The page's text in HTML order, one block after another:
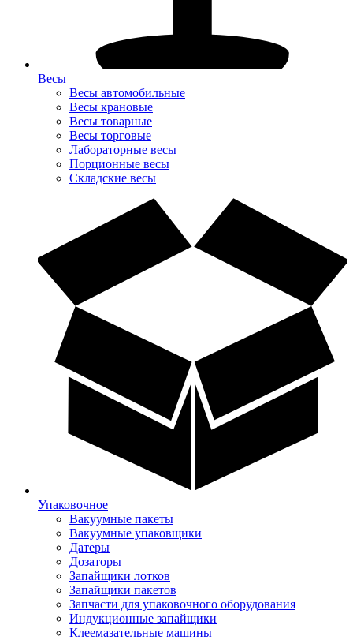
Весы
Весы автомобильные
Весы крановые
Весы товарные
Весы торговые
Лабораторные весы
Порционные весы
Складские весы
Упаковочное
Вакуумные пакеты
Вакуумные упаковщики
Датеры
Дозаторы
Запайщики лотков
Запайщики пакетов
Запчасти для упаковочного оборудования
Индукционные запайщики
Клеемазательные машины